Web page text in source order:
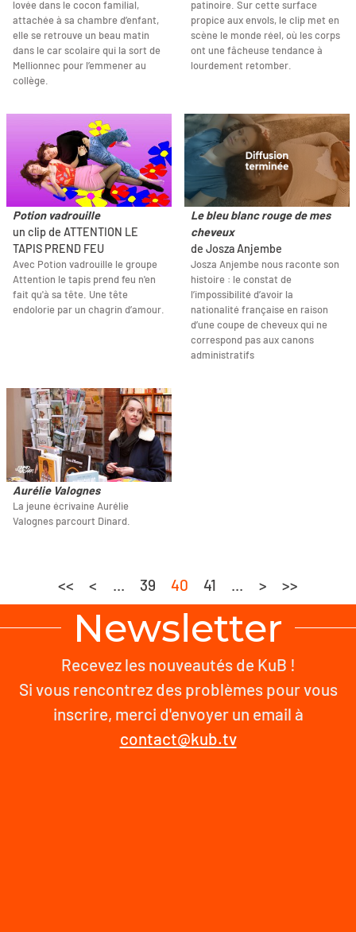
lovée dans le cocon familial,
attachée à sa chambre d’enfant,
elle se retrouve un beau matin
dans le car scolaire qui la sort de
Mellionnec pour l’emmener au
collège.
patinoire. Sur cette surface
propice aux envols, le clip met en
scène le monde réel, où les corps
ont une fâcheuse tendance à
lourdement retomber.
Potion vadrouille
un clip de ATTENTION LE
TAPIS PREND FEU
Avec Potion vadrouille le groupe
Attention le tapis prend feu n'en
fait qu'à sa tête. Une tête
endolorie par un chagrin d’amour.
Le bleu blanc rouge de mes
cheveux
de Josza Anjembe
Josza Anjembe nous raconte son
histoire : le constat de
l’impossibilité d’avoir la
nationalité française en raison
d’une coupe de cheveux qui ne
correspond pas aux canons
administratifs
Aurélie Valognes
La jeune écrivaine Aurélie
Valognes parcourt Dinard.
<< < ... 39 40 41 ... > >>
Newsletter
Recevez les nouveautés de KuB !
Si vous rencontrez des problèmes pour vous
inscrire, merci d'envoyer un email à
contact@kub.tv